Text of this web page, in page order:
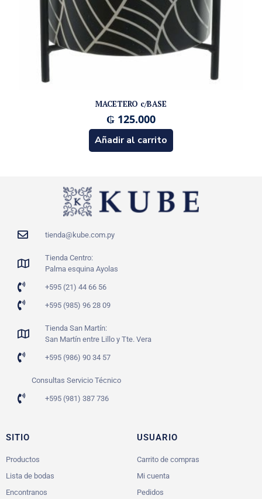
MACETERO c/BASE
₲ 125.000
Añadir al carrito
tienda@kube.com.py
Tienda Centro:
Palma esquina Ayolas
+595 (21) 44 66 56
+595 (985) 96 28 09
Tienda San Martín:
San Martín entre Lillo y Tte. Vera
+595 (986) 90 34 57
Consultas Servicio Técnico
+595 (981) 387 736
SITIO
Productos
Lista de bodas
Encontranos
USUARIO
Carrito de compras
Mi cuenta
Pedidos